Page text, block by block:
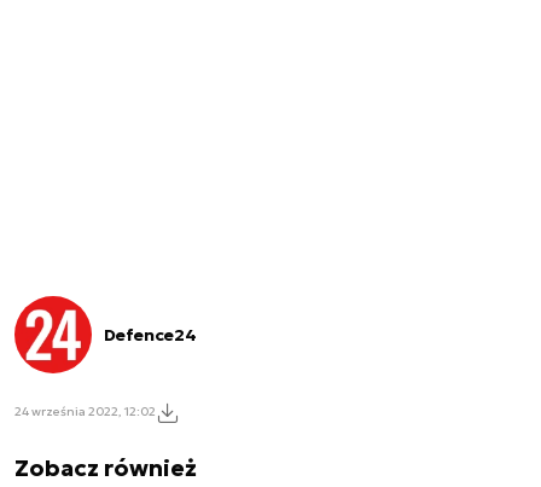
Defence24
24 września 2022, 12:02
Zobacz również